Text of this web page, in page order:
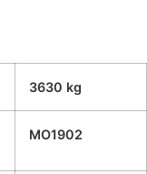
3630 kg
MO1902